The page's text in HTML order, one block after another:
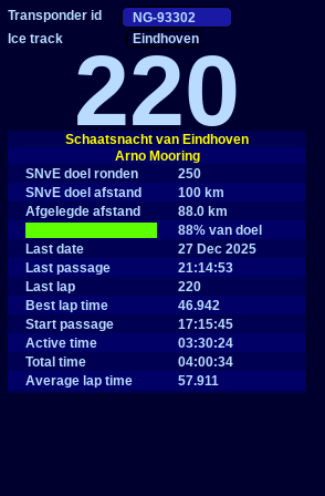
Eindhoven
220
Schaatsnacht van Eindhoven
Arno Mooring
SNvE doel ronden
250
SNvE doel afstand
100 km
Afgelegde afstand
88.0 km
88% van doel
Last date
27 Dec 2025
Last passage
21:14:53
Last lap
220
Best lap time
46.942
Start passage
17:15:45
Active time
03:30:24
Total time
04:00:34
Average lap time
57.911